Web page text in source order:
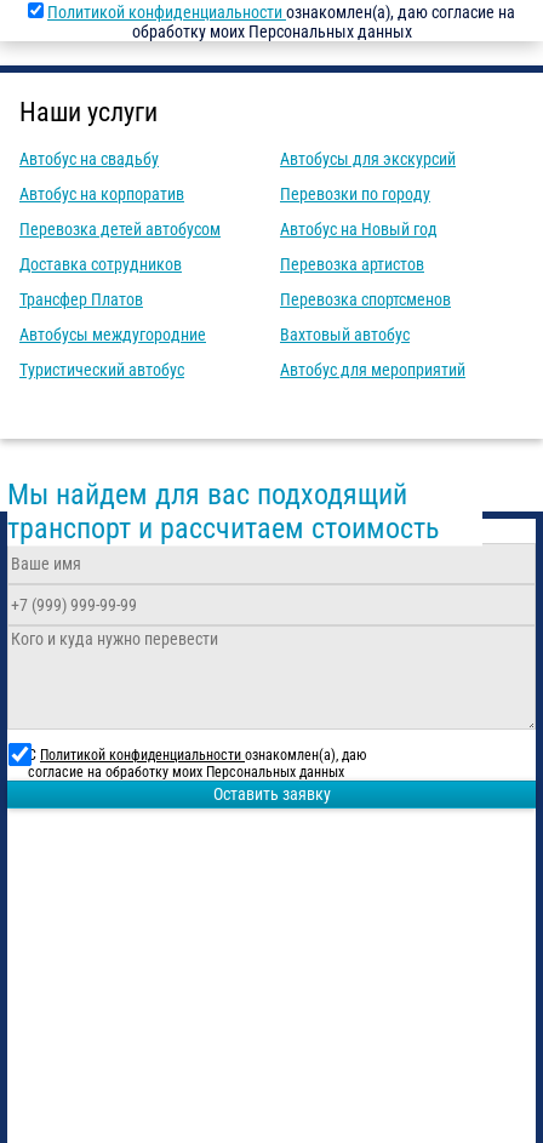
Политикой конфиденциальностиознакомлен(а), даю согласие на
обработку моих Персональных данных
Наши услуги
Автобус на свадьбу
Автобус на корпоратив
Перевозка детей автобусом
Доставка сотрудников
Трансфер Платов
Автобусы междугородние
Туристический автобус
Автобусы для экскурсий
Перевозки по городу
Автобус на Новый год
Перевозка артистов
Перевозка спортсменов
Вахтовый автобус
Автобус для мероприятий
Мы найдем для вас подходящий
транспорт и рассчитаем стоимость
С Политикой конфиденциальности ознакомлен(а), даю
согласие на обработку моих Персональных данных
Оставить заявку